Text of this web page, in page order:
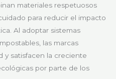
materiales respetuosos
para reducir el impacto
Al adoptar sistemas
las marcas
y satisfacen la creciente
por parte de los